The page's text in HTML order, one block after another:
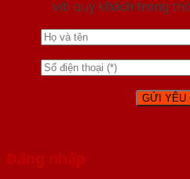
với quý khách trong
Đăng nhập